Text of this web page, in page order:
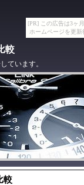
[PR] この広告は3ヶ
ホームページを更
較
ています。
較